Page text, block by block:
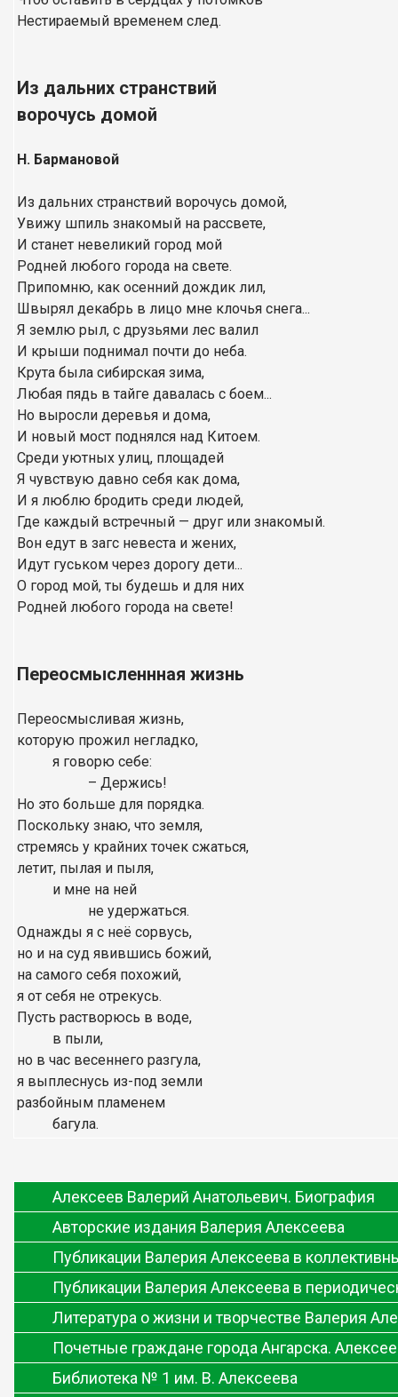
Нестираемый временем след.
Из дальних странствий
ворочусь домой
Н. Бармановой
Из дальних странствий ворочусь домой,
Увижу шпиль знакомый на рассвете,
И станет невеликий город мой
Родней любого города на свете.
Припомню, как осенний дождик лил,
Швырял декабрь в лицо мне клочья снега...
Я землю рыл, с друзьями лес валил
И крыши поднимал почти до неба.
Крута была сибирская зима,
Любая пядь в тайге давалась с боем...
Но выросли деревья и дома,
И новый мост поднялся над Китоем.
Среди уютных улиц, площадей
Я чувствую давно себя как дома,
И я люблю бродить среди людей,
Где каждый встречный — друг или знакомый.
Вон едут в загс невеста и жених,
Идут гуськом через дорогу дети...
О город мой, ты будешь и для них
Родней любого города на свете!
Переосмысленнная жизнь
Переосмысливая жизнь,
которую прожил негладко,
я говорю себе:
– Держись!
Но это больше для порядка.
Поскольку знаю, что земля,
стремясь у крайних точек сжаться,
летит, пылая и пыля,
и мне на ней
не удержаться.
Однажды я с неё сорвусь,
но и на суд явившись божий,
на самого себя похожий,
я от себя не отрекусь.
Пусть растворюсь в воде,
в пыли,
но в час весеннего разгула,
я выплеснусь из-под земли
разбойным пламенем
багула.
Алексеев Валерий Анатольевич. Биография
Авторские издания Валерия Алексеева
Публикации Валерия Алексеева в
Публикации Валерия Алексеева в
Литература о жизни и творчестве Валерия
Почетные граждане города Ангарска.
Библиотека № 1 им. В. Алексеева